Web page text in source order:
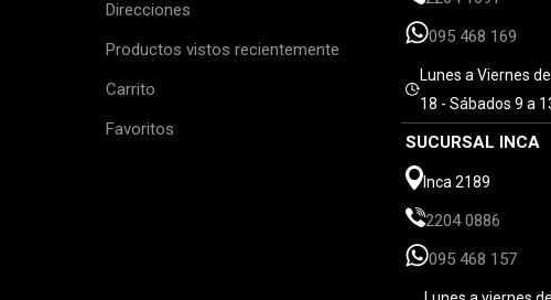
Direcciones
Productos vistos recientemente
Carrito
Favoritos
095 468 169
Lunes a Viernes
18 - Sábados 9 a
SUCURSAL INCA
Inca 2189
2204 0886
095 468 157